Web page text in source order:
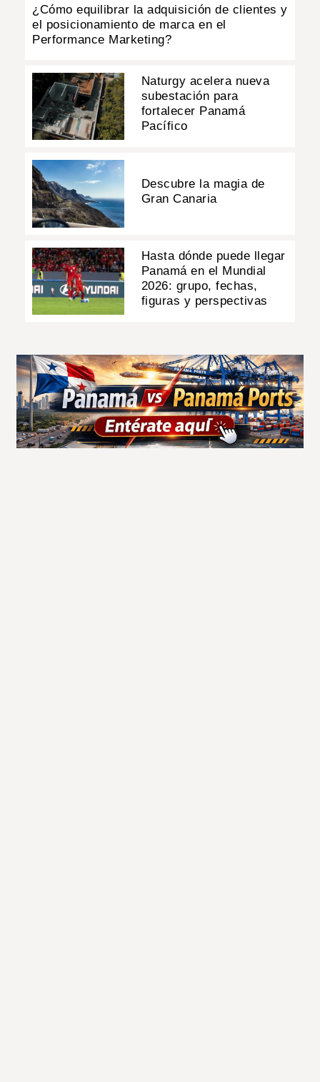
¿Cómo equilibrar la adquisición de clientes y
el posicionamiento de marca en el
Performance Marketing?
Naturgy acelera nueva
subestación para
fortalecer Panamá
Pacífico
Descubre la magia de
Gran Canaria
Hasta dónde puede llegar
Panamá en el Mundial
2026: grupo, fechas,
figuras y perspectivas